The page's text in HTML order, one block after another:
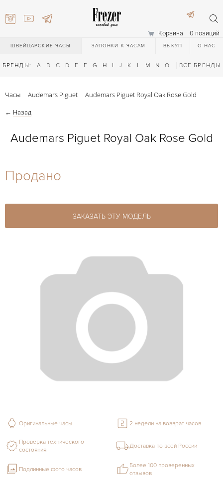
Корзина 0 позиций
ШВЕЙЦАРСКИЕ ЧАСЫ ЗАПОНКИ К ЧАСАМ ВЫКУП О НАС
БРЕНДЫ: A B C D E F G H I J K L M N O Q R S T
ВСЕ БРЕНДЫ
27-44
27-44
Часы Audemars Piguet Audemars Piguet Royal Oak Rose Gold
← Назад
Audemars Piguet Royal Oak Rose Gold
Продано
ЗАКАЗАТЬ ЭТУ МОДЕЛЬ
Оригинальные часы 2 недели на возврат часов
Проверка технического
состояния
Доставка по всей России
Подлинные фото часов
Более 100 проверенных
отзывов